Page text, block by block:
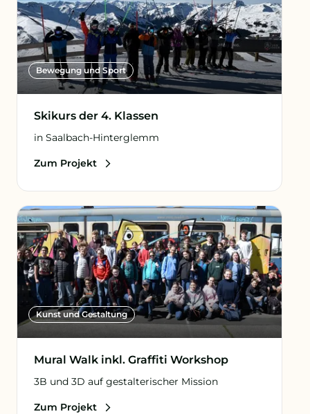
Bewegung und Sport
Skikurs der 4. Klassen
in Saalbach-Hinterglemm
Zum Projekt
Kunst und Gestaltung
Mural Walk inkl. Graffiti Workshop
3B und 3D auf gestalterischer Mission
Zum Projekt